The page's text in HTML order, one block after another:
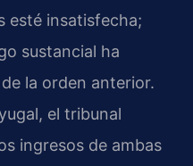
esté insatisfecha;
sustancial ha
la orden anterior.
el tribunal
ingresos de ambas